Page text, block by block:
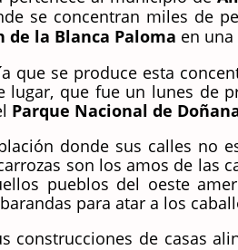
se concentran miles de
de la Blanca Paloma en
que se produce esta
lugar, que fue un lunes de
Parque Nacional de
donde sus calles no
son los amos de las
pueblos del oeste
para atar a los
construcciones de casas